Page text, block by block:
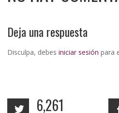
Deja una respuesta
Disculpa, debes iniciar sesión para
6,261